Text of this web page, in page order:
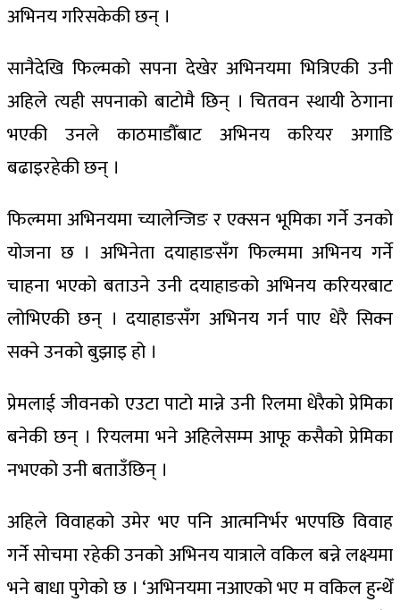
अभिनय गरिसकेकी छन् ।
सानैदेखि फिल्मको सपना देखेर अभिनयमा भित्रिएकी उनी
अहिले त्यही सपनाको बाटोमै छिन् । चितवन स्थायी ठेगाना
भएकी उनले काठमाडौँबाट अभिनय करियर अगाडि
बढाइरहेकी छन् ।
फिल्ममा अभिनयमा च्यालेन्जिङ र एक्सन भूमिका गर्ने उनको
योजना छ । अभिनेता दयाहाङसँग फिल्ममा अभिनय गर्ने
चाहना भएको बताउने उनी दयाहाङको अभिनय करियरबाट
लोभिएकी छन् । दयाहाङसँग अभिनय गर्न पाए धेरै सिक्न
सक्ने उनको बुझाइ हो ।
प्रेमलाई जीवनको एउटा पाटो मान्ने उनी रिलमा धेरैको प्रेमिका
बनेकी छन् । रियलमा भने अहिलेसम्म आफू कसैको प्रेमिका
नभएको उनी बताउँछिन् ।
अहिले विवाहको उमेर भए पनि आत्मनिर्भर भएपछि विवाह
गर्ने सोचमा रहेकी उनको अभिनय यात्राले वकिल बन्ने लक्ष्यमा
भने बाधा पुगेको छ । ‘अभिनयमा नआएको भए म वकिल हुन्थेँ